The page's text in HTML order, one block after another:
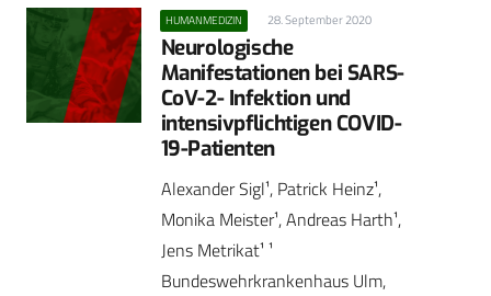
HUMANMEDIZIN 28. September 2020
Neurologische
Manifestationen bei SARS-
CoV-2- Infektion und
intensivpflichtigen COVID-
19-Patienten
Alexander Sigl¹, Patrick Heinz¹,
Monika Meister¹, Andreas Harth¹,
Jens Metrikat¹ ¹
Bundeswehrkrankenhaus Ulm,